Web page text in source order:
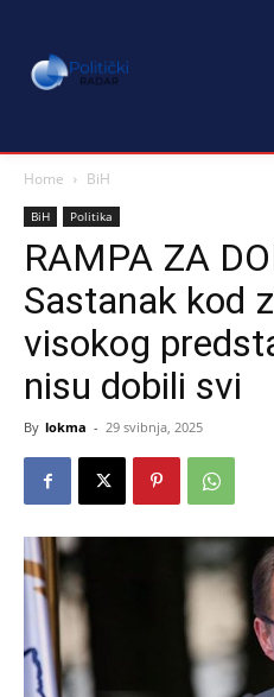
Home BiH
BiH Politika
RAMPA ZA
Sastanak kod
visokog
nisu dobili svi
By lokma - 29 svibnja, 2025